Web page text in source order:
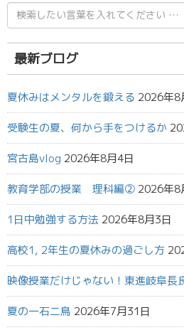
検
索
結
果:
最新ブログ
夏休みはメンタルを鍛える 2026年8
受験生の夏、何から手をつけるか
宮古島vlog 2026年8月4日
教育学部の授業 理科編② 2026年8
1日中勉強する方法 2026年8月3日
高校1, 2年生の夏休みの過ごし方
映像授業だけじゃない！東進岐阜長
夏の一石二鳥 2026年7月31日